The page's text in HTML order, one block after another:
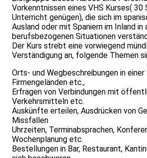
Vorkenntnissen eines VHS Kurses( 30
Unterricht genügen), die sich im
Ausland oder mit Spaniern im Inland in
berufsbezogenen Situationen
Der Kurs strebt eine vorwiegend
Verständigung an, folgende Themen
Orts- und Wegbeschreibungen in
Firmengeländen etc.,
Erfragen von Verbindungen mit
Verkehrsmitteln etc.
Auskünfte erteilen, Ausdrücken von
Missfallen
Uhrzeiten, Terminabsprachen,
Wochenplanung etc.
Bestellungen in Bar, Restaurant,